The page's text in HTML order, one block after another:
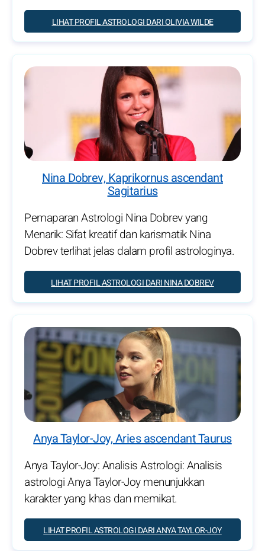
LIHAT PROFIL ASTROLOGI DARI OLIVIA WILDE
Nina Dobrev, Kaprikornus ascendant
Sagitarius
Pemaparan Astrologi Nina Dobrev yang
Menarik: Sifat kreatif dan karismatik Nina
Dobrev terlihat jelas dalam profil astrologinya.
LIHAT PROFIL ASTROLOGI DARI NINA DOBREV
Anya Taylor-Joy, Aries ascendant Taurus
Anya Taylor-Joy: Analisis Astrologi: Analisis
astrologi Anya Taylor-Joy menunjukkan
karakter yang khas dan memikat.
LIHAT PROFIL ASTROLOGI DARI ANYA TAYLOR-JOY